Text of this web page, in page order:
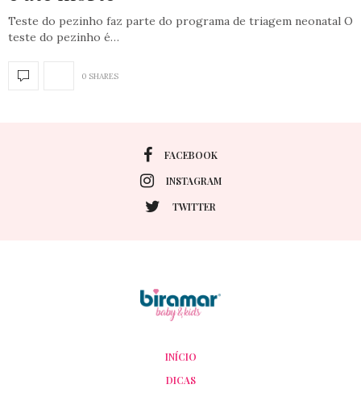
Teste do pezinho faz parte do programa de triagem neonatal O
teste do pezinho é…
0 SHARES
FACEBOOK
INSTAGRAM
TWITTER
INÍCIO
DICAS